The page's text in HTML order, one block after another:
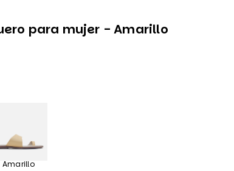
para mujer - Amarillo
Amarillo